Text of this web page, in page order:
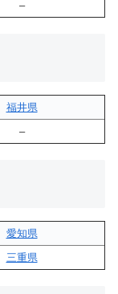
–
福井県
–
愛知県
三重県